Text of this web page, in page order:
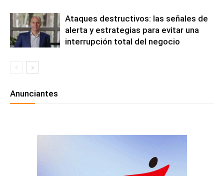
Ataques destructivos: las señales de
alerta y estrategias para evitar una
interrupción total del negocio
Anunciantes